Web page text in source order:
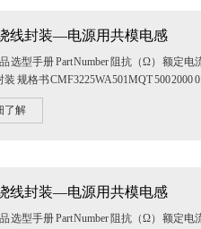
线封装—电源用共模电感
选型手册 Part Number 阻抗（Ω） 额定电
规格书 CMF3225WA501MQT 500 2000
了解
线封装—电源用共模电感
选型手册 Part Number 阻抗（Ω） 额定电